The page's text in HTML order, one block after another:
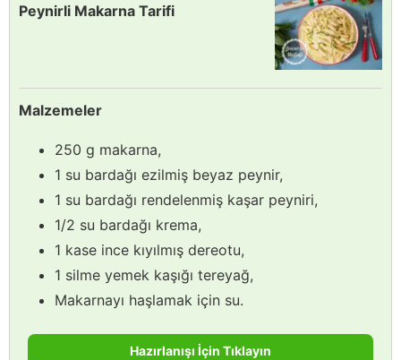
Peynirli Makarna Tarifi
Malzemeler
250 g makarna,
1 su bardağı ezilmiş beyaz peynir,
1 su bardağı rendelenmiş kaşar peyniri,
1/2 su bardağı krema,
1 kase ince kıyılmış dereotu,
1 silme yemek kaşığı tereyağ,
Makarnayı haşlamak için su.
Hazırlanışı İçin Tıklayın